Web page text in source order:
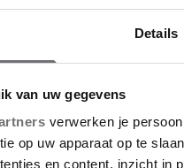
Details
van uw gegevens
verwerken je
op uw apparaat op te
en content, inzicht in
3 juni 2022
HARRY